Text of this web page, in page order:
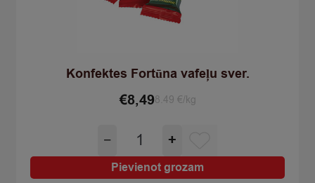
Konfektes Fortūna vafeļu sver.
€8,498.49 €/kg
−
Konfektes
Fortūna
vafeļu
+
Pievienot grozam